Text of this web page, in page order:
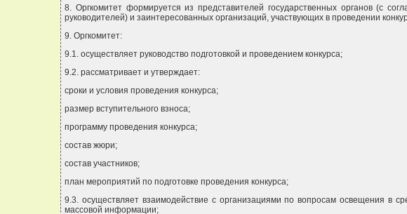
8. Оргкомитет формируется из представителей государственных органов (с
руководителей) и заинтересованных организаций, участвующих в проведении
9. Оргкомитет:
9.1. осуществляет руководство подготовкой и проведением конкурса;
9.2. рассматривает и утверждает:
сроки и условия проведения конкурса;
размер вступительного взноса;
программу проведения конкурса;
состав жюри;
состав участников;
план мероприятий по подготовке проведения конкурса;
9.3. осуществляет взаимодействие с организациями по вопросам освещения в
массовой информации;